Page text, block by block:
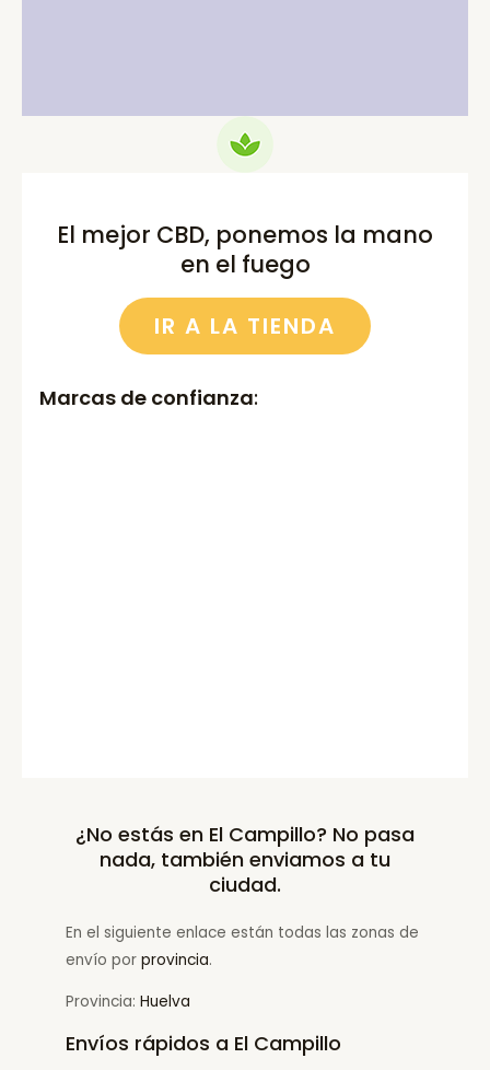
El mejor CBD, ponemos la mano
en el fuego
IR A LA TIENDA
Marcas de confianza:
¿No estás en El Campillo? No pasa
nada, también enviamos a tu
ciudad.
En el siguiente enlace están todas las zonas de
envío por provincia.
Provincia: Huelva
Envíos rápidos a El Campillo